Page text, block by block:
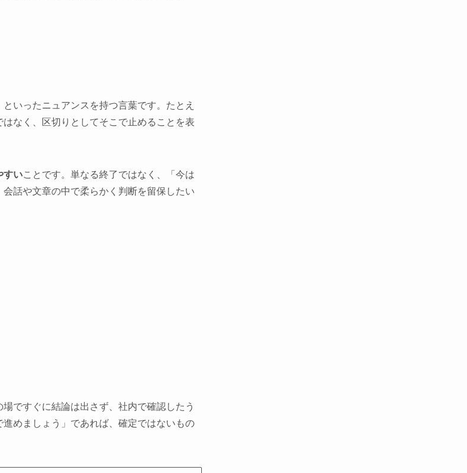
いったニュアンスを持つ言葉です。たとえ
なく、区切りとしてそこで止めることを表
すいことです。単なる終了ではなく、「今は
話や文章の中で柔らかく判断を留保したい
ですぐに結論は出さず、社内で確認したう
めましょう」であれば、確定ではないもの